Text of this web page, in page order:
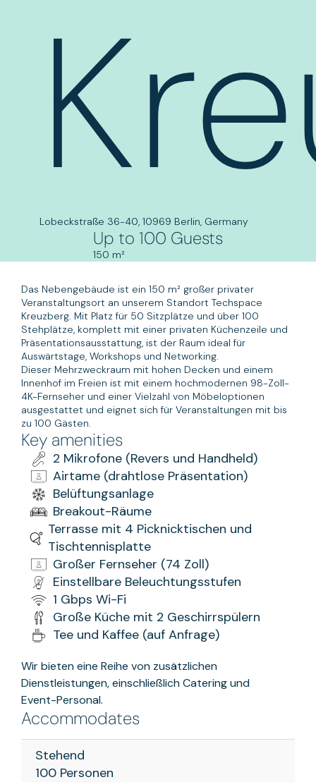
Lobeckstraße 36-40, 10969 Berlin, Germany
Up to 100 Guests
150 m²
Das Nebengebäude ist ein 150 m² großer privater
Veranstaltungsort an unserem Standort Techspace
Kreuzberg. Mit Platz für 50 Sitzplätze und über 100
Stehplätze, komplett mit einer privaten Küchenzeile und
Präsentationsausstattung, ist der Raum ideal für
Auswärtstage, Workshops und Networking.
Dieser Mehrzweckraum mit hohen Decken und einem
Innenhof im Freien ist mit einem hochmodernen 98-Zoll-
4K-Fernseher und einer Vielzahl von Möbeloptionen
ausgestattet und eignet sich für Veranstaltungen mit bis
zu 100 Gästen.
Key amenities
2 Mikrofone (Revers und Handheld)
Airtame (drahtlose Präsentation)
Belüftungsanlage
Breakout-Räume
Terrasse mit 4 Picknicktischen und
Tischtennisplatte
Großer Fernseher (74 Zoll)
Einstellbare Beleuchtungsstufen
1 Gbps Wi-Fi
Große Küche mit 2 Geschirrspülern
Tee und Kaffee (auf Anfrage)
Wir bieten eine Reihe von zusätzlichen
Dienstleistungen, einschließlich Catering und
Event-Personal.
Accommodates
Stehend
100 Personen